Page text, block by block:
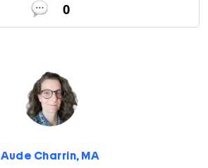
0
Aude Charrin, MA